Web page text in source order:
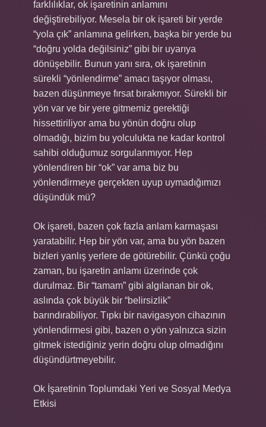
farklılıklar, ok işaretinin anlamını
değiştirebiliyor. Mesela bir ok işareti bir yerde
“yola çık” anlamına gelirken, başka bir yerde bu
“doğru yolda değilsiniz” gibi bir uyarıya
dönüşebilir. Bunun yanı sıra, ok işaretinin
sürekli “yönlendirme” amacı taşıyor olması,
bazen düşünmeye fırsat bırakmıyor. Sürekli bir
yön var ve bir yere gitmemiz gerektiği
hissettiriliyor ama bu yönün doğru olup
olmadığı, bizim bu yolculukta ne kadar kontrol
sahibi olduğumuz sorgulanmıyor. Hep
yönlendiren bir “ok” var ama biz bu
yönlendirmeye gerçekten uyup uymadığımızı
düşündük mü?
Ok işareti, bazen çok fazla anlam karmaşası
yaratabilir. Hep bir yön var, ama bu yön bazen
bizleri yanlış yerlere de götürebilir. Çünkü çoğu
zaman, bu işaretin anlamı üzerinde çok
durulmaz. Bir “tamam” gibi algılanan bir ok,
aslında çok büyük bir “belirsizlik”
barındırabiliyor. Tıpkı bir navigasyon cihazının
yönlendirmesi gibi, bazen o yön yalnızca sizin
gitmek istediğiniz yerin doğru olup olmadığını
düşündürtmeyebilir.
Ok İşaretinin Toplumdaki Yeri ve Sosyal Medya
Etkisi